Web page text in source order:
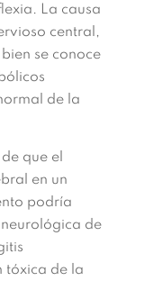
La causa
central,
se conoce
de la
que el
bral en un
podría
neurológica de
tis
tóxica de la